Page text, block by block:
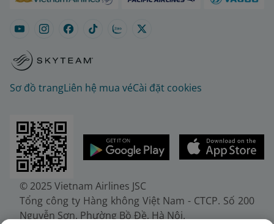
Sơ đồ trangLiên hệ mua véCài đặt cookies
© 2025 Vietnam Airlines JSC
Tổng công ty Hàng không Việt Nam - CTCP. Số 200
Nguyễn Sơn, Phường Bồ Đề, Hà Nội.